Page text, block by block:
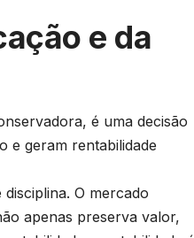
e da
é uma decisão
e geram rentabilidade
O mercado
apenas preserva valor,